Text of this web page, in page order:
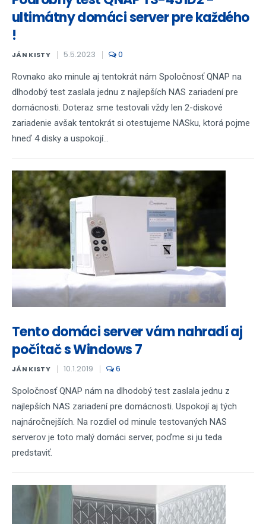
ultimátny domáci server pre každého
!
JÁN KISTY 5.5.2023 0
Rovnako ako minule aj tentokrát nám Spoločnosť QNAP na
dlhodobý test zaslala jednu z najlepších NAS zariadení pre
domácnosti. Doteraz sme testovali vždy len 2-diskové
zariadenie avšak tentokrát si otestujeme NASku, ktorá pojme
hneď 4 disky a uspokojí...
Tento domáci server vám nahradí aj
počítač s Windows 7
JÁN KISTY 10.1.2019 6
Spoločnosť QNAP nám na dlhodobý test zaslala jednu z
najlepších NAS zariadení pre domácnosti. Uspokojí aj tých
najnáročnejších. Na rozdiel od minule testovaných NAS
serverov je toto malý domáci server, poďme si ju teda
predstaviť.